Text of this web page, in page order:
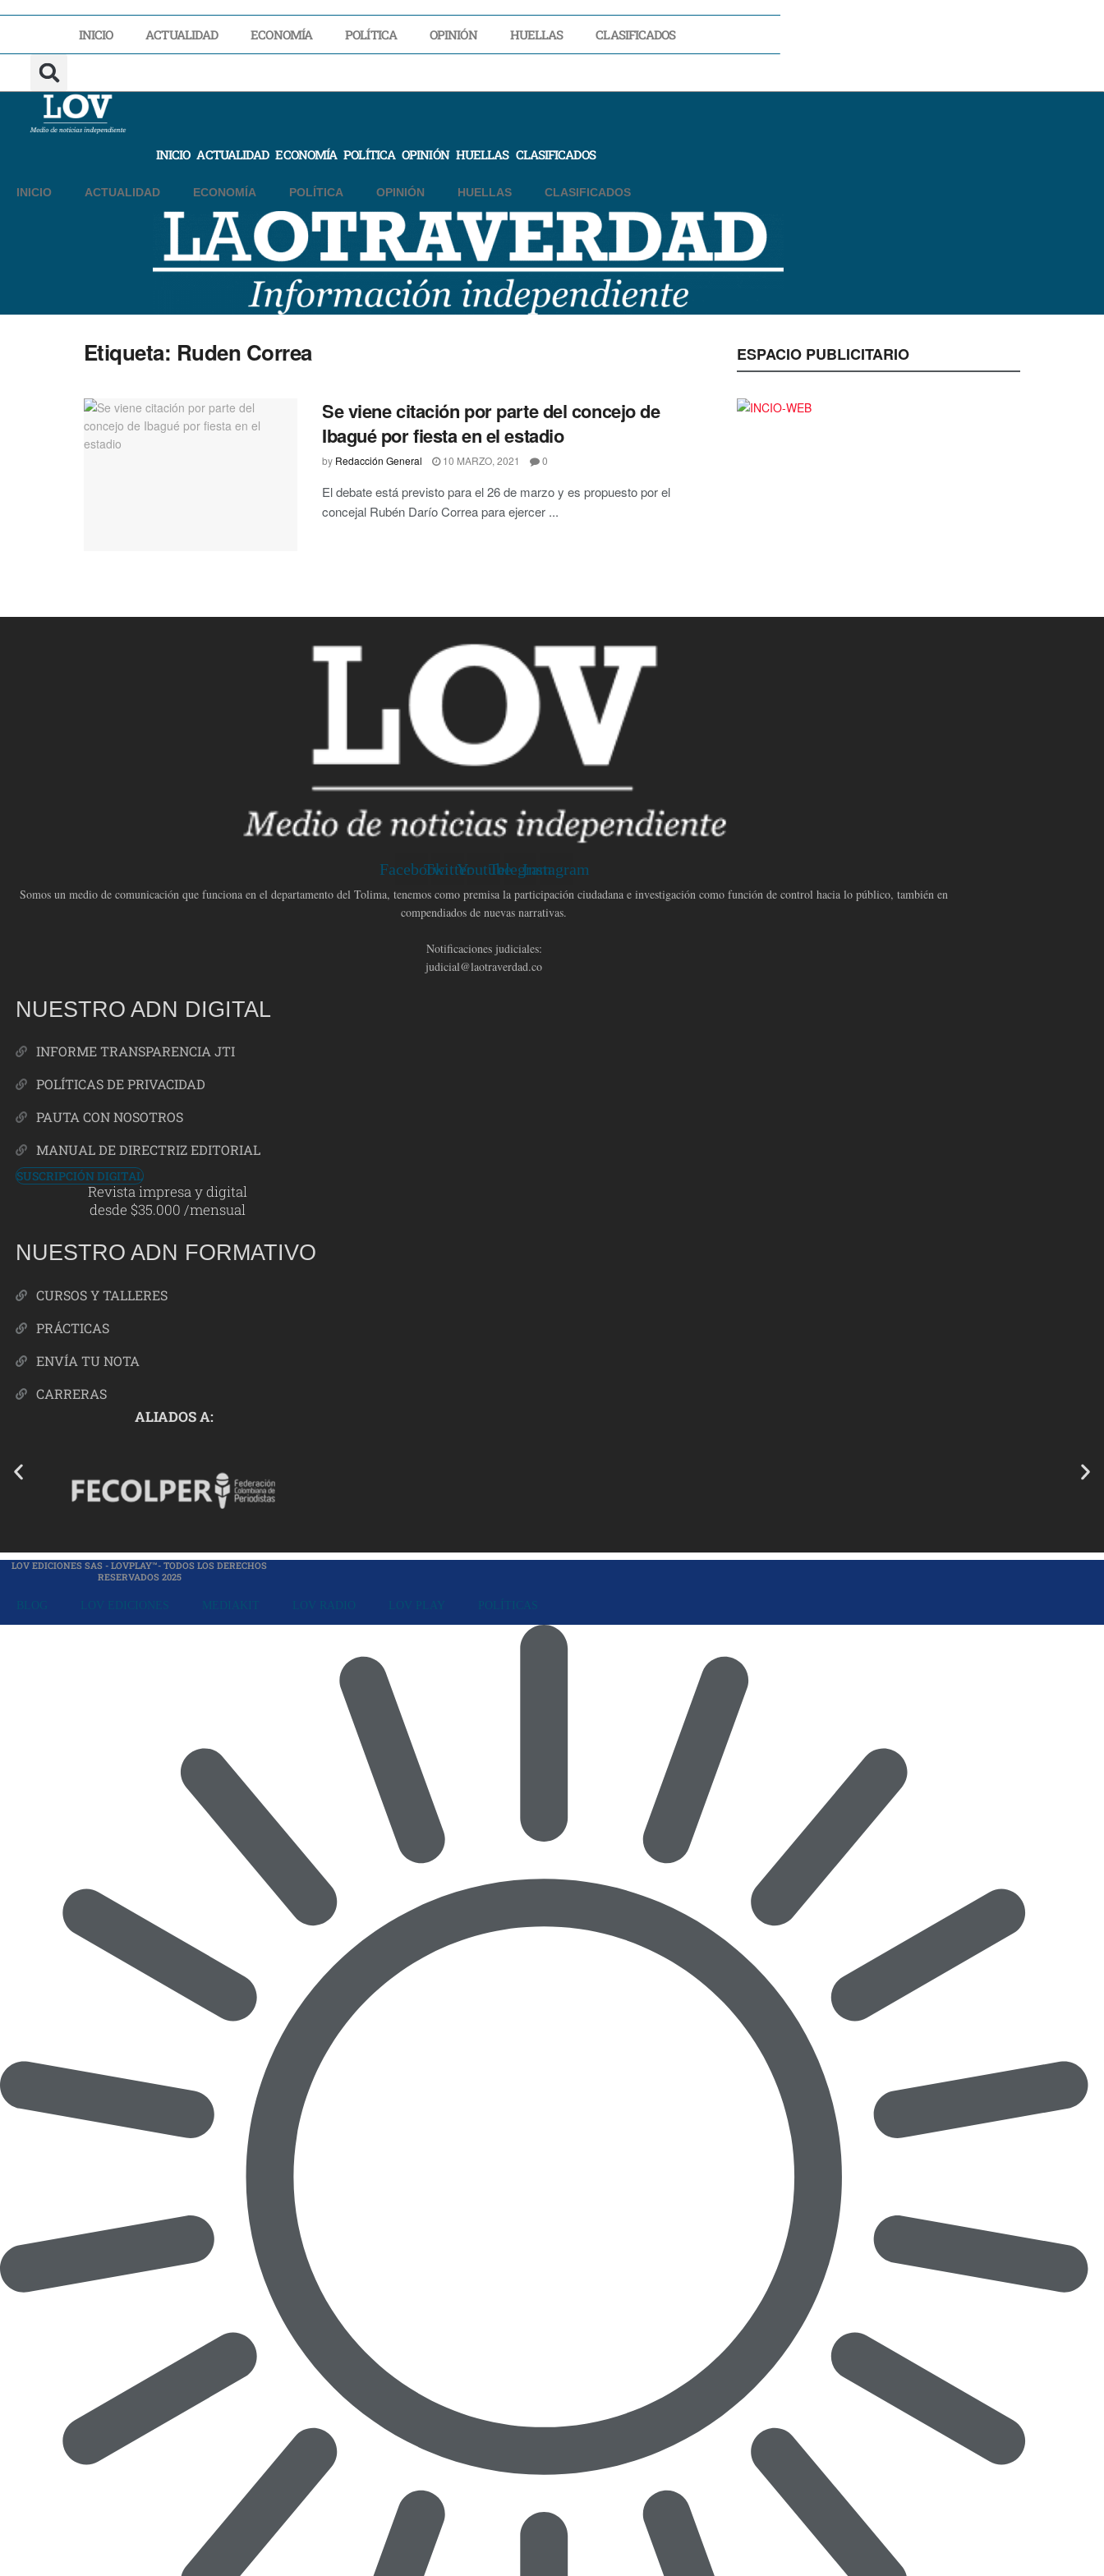
INICIO ACTUALIDAD ECONOMÍA POLÍTICA OPINIÓN HUELLAS CLASIFICADOS
INICIO ACTUALIDAD ECONOMÍA POLÍTICA OPINIÓN HUELLAS CLASIFICADOS
INICIO ACTUALIDAD ECONOMÍA POLÍTICA OPINIÓN HUELLAS CLASIFICADOS
Etiqueta: Ruden Correa
Se viene citación por parte del concejo de
Ibagué por fiesta en el estadio
by Redacción General 10 MARZO, 2021 0
El debate está previsto para el 26 de marzo y es propuesto por el
concejal Rubén Darío Correa para ejercer ...
ESPACIO PUBLICITARIO
FacebookTwitterYoutubeTelegramInstagram
Somos un medio de comunicación que funciona en el departamento del Tolima, tenemos como premisa la participación ciudadana e investigación como función de control hacia lo público, también en
compendiados de nuevas narrativas.
Notificaciones judiciales:
judicial@laotraverdad.co
NUESTRO ADN DIGITAL
INFORME TRANSPARENCIA JTI
POLÍTICAS DE PRIVACIDAD
PAUTA CON NOSOTROS
MANUAL DE DIRECTRIZ EDITORIAL
SUSCRIPCIÓN DIGITAL
Revista impresa y digital
desde $35.000 /mensual
NUESTRO ADN FORMATIVO
CURSOS Y TALLERES
PRÁCTICAS
ENVÍA TU NOTA
CARRERAS
ALIADOS A:
LOV EDICIONES SAS - LOVPLAY™- TODOS LOS DERECHOS
RESERVADOS 2025
BLOG LOV EDICIONES MEDIAKIT LOV RADIO LOV PLAY POLÍTICAS